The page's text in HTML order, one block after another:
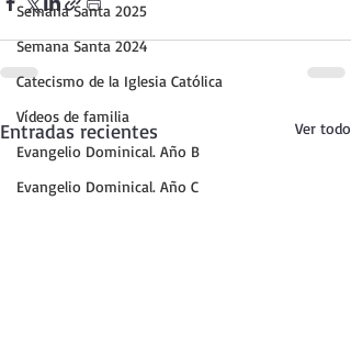
Semana Santa 2025
Semana Santa 2024
Catecismo de la Iglesia Católica
Vídeos de familia
Evangelio Dominical. Año B
Evangelio Dominical. Año C
Entradas recientes Ver todo